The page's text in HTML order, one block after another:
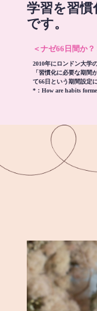
学習を習
です。
＜ナゼ66日間か？
2010年にロンドン大学
「習慣化に必要な期間
て66日という期間設定
*： How are habits